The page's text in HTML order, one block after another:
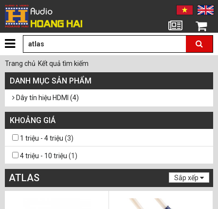
Giỏ hàng
Trang chủ Kết quả tìm kiếm
DANH MỤC SẢN PHẨM
Dây tín hiệu HDMI (4)
KHOẢNG GIÁ
1 triệu - 4 triệu (3)
4 triệu - 10 triệu (1)
ATLAS Sắp xếp